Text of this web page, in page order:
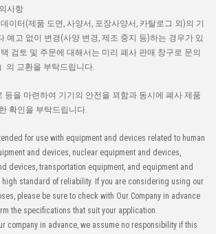
사항
이터(제품 도면, 사양서, 포장사양서, 카탈로그 외)의 기
.예고 없이 변경(사양 변경, 제조 중지 등)하는 경우가 있
검토 및 주문에 대해서는 미리 폐사 판매 창구로 문의
의 교환을 부탁드립니다.
등을 마련하여 기기의 안전을 꾀함과 동시에 폐사 제품
확인을 부탁드립니다.
for use with equipment and devices related to human
and devices, nuclear equipment and devices,
devices, transportation equipment, and equipment and
standard of reliability. If you are considering using our
please be sure to check with Our Company in advance
the specifications that suit your application.
company in advance, we assume no responsibility if this